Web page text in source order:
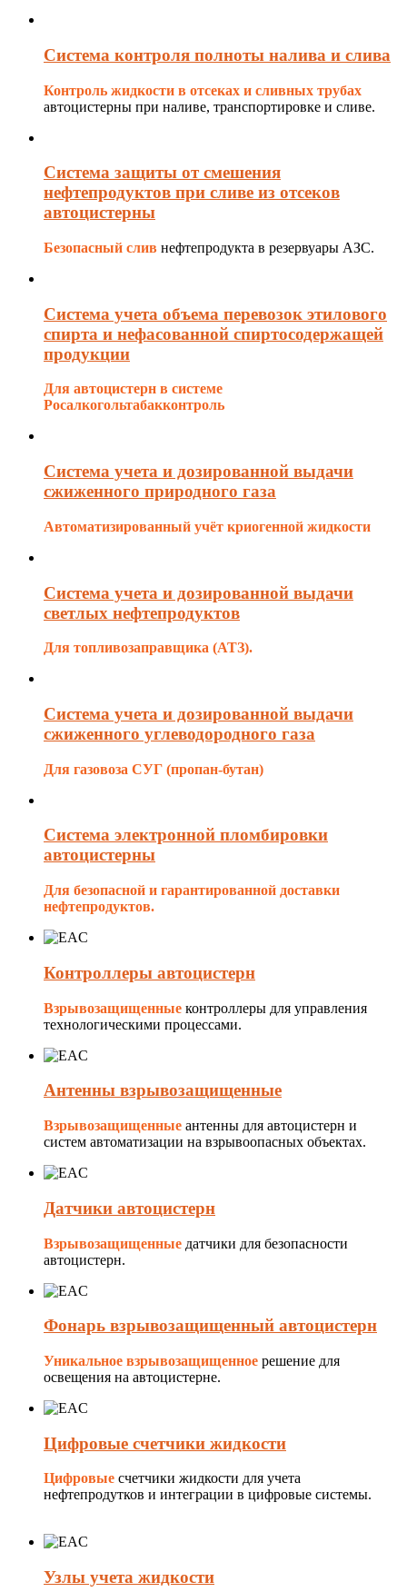
Cистема контроля полноты налива и слива
Контроль жидкости в отсеках и сливных трубах
автоцистерны при наливе, транспортировке и сливе.
Система защиты от смешения
нефтепродуктов при сливе из отсеков
автоцистерны
Безопасный слив нефтепродукта в резервуары АЗС.
Система учета объема перевозок этилового
спирта и нефасованной спиртосодержащей
продукции
Для автоцистерн в системе
Росалкогольтабакконтроль
Система учета и дозированной выдачи
сжиженного природного газа
Автоматизированный учёт криогенной жидкости
Система учета и дозированной выдачи
светлых нефтепродуктов
Для топливозаправщика (АТЗ).
Система учета и дозированной выдачи
сжиженного углеводородного газа
Для газовоза СУГ (пропан-бутан)
Система электронной пломбировки
автоцистерны
Для безопасной и гарантированной доставки
нефтепродуктов.
Контроллеры автоцистерн
Взрывозащищенные контроллеры для управления
технологическими процессами.
Антенны взрывозащищенные
Взрывозащищенные антенны для автоцистерн и
систем автоматизации на взрывоопасных объектах.
Датчики автоцистерн
Взрывозащищенные датчики для безопасности
автоцистерн.
Фонарь взрывозащищенный автоцистерн
Уникальное взрывозащищенное решение для
освещения на автоцистерне.
Цифровые счетчики жидкости
Цифровые счетчики жидкости для учета
нефтепродутков и интеграции в цифровые системы.
Узлы учета жидкости